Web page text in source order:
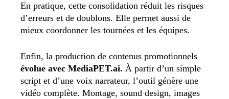
En pratique, cette consolidation réduit les risques
d’erreurs et de doublons. Elle permet aussi de
mieux coordonner les tournées et les équipes.
Enfin, la production de contenus promotionnels
évolue avec MediaPET.ai. À partir d’un simple
script et d’une voix narrateur, l’outil génère une
vidéo complète. Montage, sound design, images